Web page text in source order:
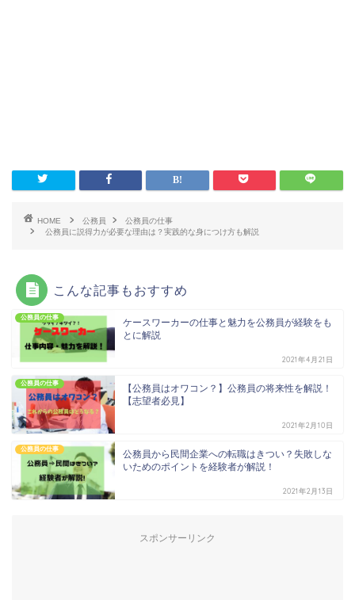
HOME 公務員
公務員の仕事
公務員に説得力が必要な理由は？実践的な身につけ方も解説
こんな記事もおすすめ
公務員の仕事
ケースワーカーの仕事と魅力を公務員が経験をも
とに解説
2021年4月21日
公務員の仕事
【公務員はオワコン？】公務員の将来性を解説！
【志望者必見】
2021年2月10日
公務員の仕事
公務員から民間企業への転職はきつい？失敗しな
いためのポイントを経験者が解説！
2021年2月13日
スポンサーリンク